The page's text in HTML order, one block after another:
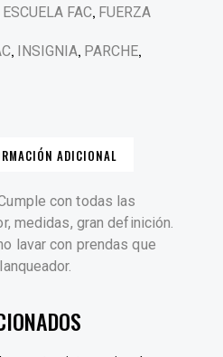
ESCUELA FAC, FUERZA
, INSIGNIA, PARCHE,
ADICIONAL
con todas las
medidas, gran definición.
lavar con prendas que